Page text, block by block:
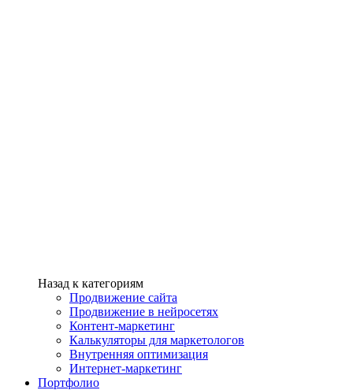
Назад к категориям
Продвижение сайта
Продвижение в нейросетях
Контент-маркетинг
Калькуляторы для маркетологов
Внутренняя оптимизация
Интернет-маркетинг
Портфолио